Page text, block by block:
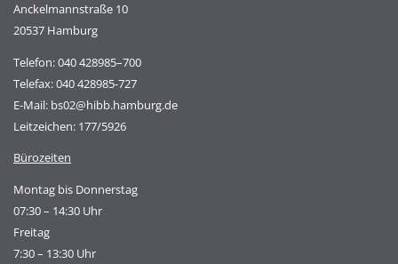
Anckelmannstraße 10
20537 Hamburg
Telefon:040 428985–700
Telefax: 040 428985-727
E-Mail: bs02@hibb.hamburg.de
Leitzeichen: 177/5926
Bürozeiten
Montag bis Donnerstag
07:30 – 14:30 Uhr
Freitag
7:30 – 13:30 Uhr